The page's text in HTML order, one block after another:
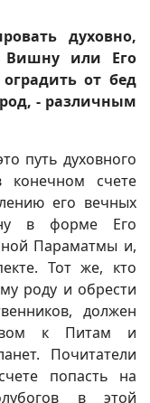
духовно,
Вишну или Его
от бед
- различным
путь духовного
конечном счете
его вечных
в форме Его
Параматмы и,
Тот же, кто
роду и обрести
должен
к Питам и
Почитатели
попасть на
в этой